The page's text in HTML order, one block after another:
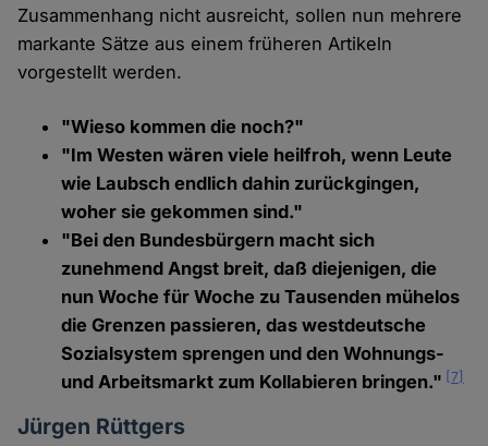
Zusammenhang nicht ausreicht, sollen nun mehrere
markante Sätze aus einem früheren Artikeln
vorgestellt werden.
"Wieso kommen die noch?"
"Im Westen wären viele heilfroh, wenn Leute
wie Laubsch endlich dahin zurückgingen,
woher sie gekommen sind."
"Bei den Bundesbürgern macht sich
zunehmend Angst breit, daß diejenigen, die
nun Woche für Woche zu Tausenden mühelos
die Grenzen passieren, das westdeutsche
Sozialsystem sprengen und den Wohnungs-
und Arbeitsmarkt zum Kollabieren bringen." [7]
Jürgen Rüttgers